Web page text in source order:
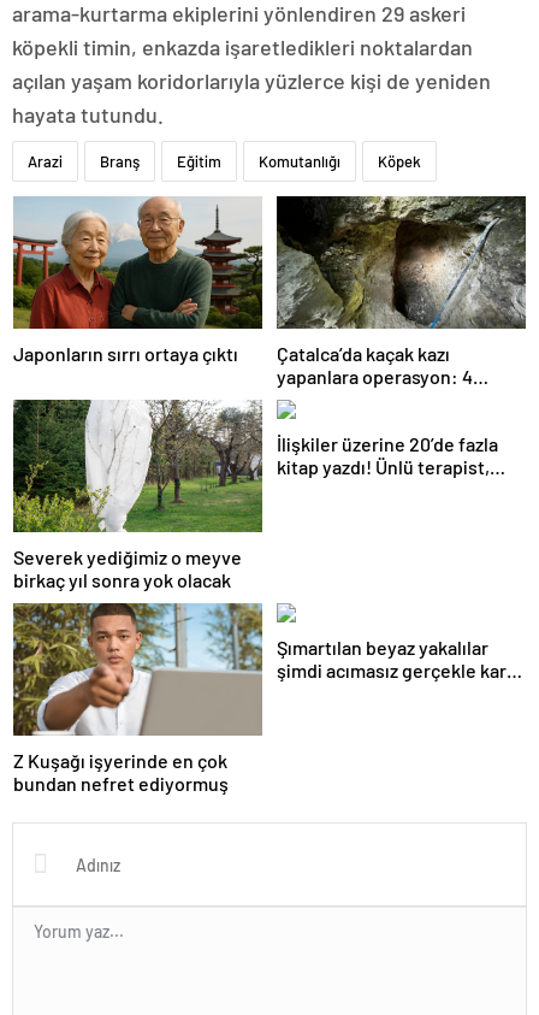
arama-kurtarma ekiplerini yönlendiren 29 askeri
köpekli timin, enkazda işaretledikleri noktalardan
açılan yaşam koridorlarıyla yüzlerce kişi de yeniden
hayata tutundu.
Arazi Branş Eğitim Komutanlığı Köpek
Japonların sırrı ortaya çıktı
Çatalca’da kaçak kazı
yapanlara operasyon: 4
gözaltı
Severek yediğimiz o meyve
birkaç yıl sonra yok olacak
İlişkiler üzerine 20’de fazla
kitap yazdı! Ünlü terapist,
Z Kuşağı işyerinde en çok
bundan nefret ediyormuş
Şımartılan beyaz yakalılar
şimdi acımasız gerçekle karşı